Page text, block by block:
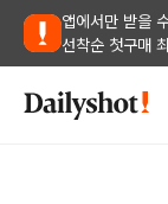
앱에서만 받을
선착순 첫구매